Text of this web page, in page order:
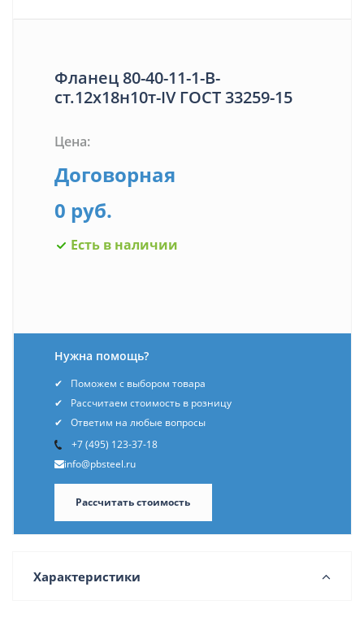
Фланец 80-40-11-1-B-
ст.12х18н10т-IV ГОСТ 33259-15
Цена:
Договорная
0 руб.
Есть в наличии
Нужна помощь?
Поможем с выбором товара
Рассчитаем стоимость в розницу
Ответим на любые вопросы
+7 (495) 123-37-18
info@pbsteel.ru
Рассчитать стоимость
Характеристики